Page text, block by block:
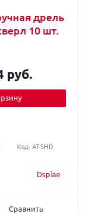
дрель
10 шт.
Dspiae
Сравнить
руб.
Код: AT-SHD